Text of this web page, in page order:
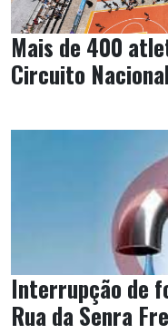
Mais de 400
Circuito
Interrupção de
Rua da Senra